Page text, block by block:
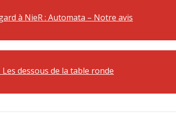
à NieR : Automata – Notre avis
dessous de la table ronde